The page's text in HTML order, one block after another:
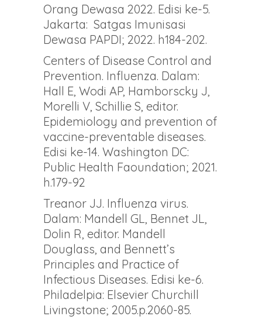
Orang Dewasa 2022. Edisi ke-5.
Jakarta: Satgas Imunisasi
Dewasa PAPDI; 2022. h184-202.
Centers of Disease Control and
Prevention. Influenza. Dalam:
Hall E, Wodi AP, Hamborscky J,
Morelli V, Schillie S, editor.
Epidemiology and prevention of
vaccine-preventable diseases.
Edisi ke-14. Washington DC:
Public Health Faoundation; 2021.
h.179-92
Treanor JJ. Influenza virus.
Dalam: Mandell GL, Bennet JL,
Dolin R, editor. Mandell
Douglass, and Bennett’s
Principles and Practice of
Infectious Diseases. Edisi ke-6.
Philadelpia: Elsevier Churchill
Livingstone; 2005.p.2060-85.